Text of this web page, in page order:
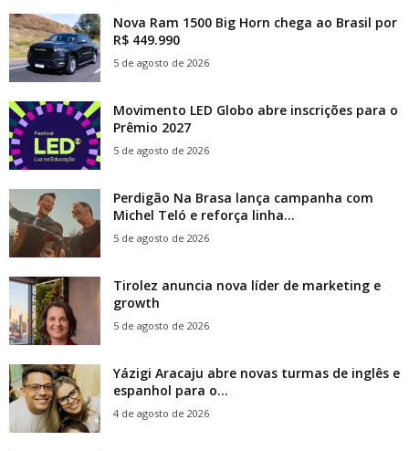
Nova Ram 1500 Big Horn chega ao Brasil por
R$ 449.990
5 de agosto de 2026
Movimento LED Globo abre inscrições para o
Prêmio 2027
5 de agosto de 2026
Perdigão Na Brasa lança campanha com
Michel Teló e reforça linha...
5 de agosto de 2026
Tirolez anuncia nova líder de marketing e
growth
5 de agosto de 2026
Yázigi Aracaju abre novas turmas de inglês e
espanhol para o...
4 de agosto de 2026